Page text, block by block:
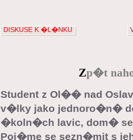
DISKUSE K �L�NKU
Zp�t
Student z Ol�� nad
v�lky jako jednoro�n�
�koln�ch lavic, dom�
Poj�me se sezn�mit s